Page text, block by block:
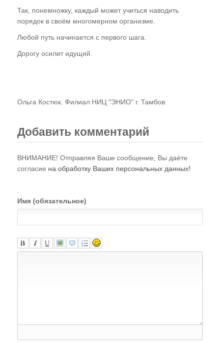
Так, понемножку, каждый может учиться наводить
порядок в своём многомерном организме.
Любой путь начинается с первого шага.
Дорогу осилит идущий.
Ольга Костюк. Филиал НИЦ "ЭНИО" г. Тамбов
Добавить комментарий
ВНИМАНИЕ! Отправляя Ваше сообщение, Вы даёте
согласие на обработку Ваших персональных данных!
Имя (обязательное)